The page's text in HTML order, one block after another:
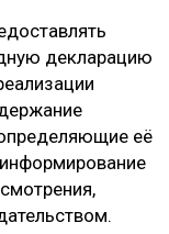
декларацию
её